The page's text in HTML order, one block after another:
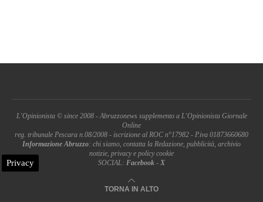
L'Opinionista © since 2008 - Abruzzonews supplemento a L'Opinionista Giornale
Online
reg. tribunale Pescara n.08/2008 - iscrizione al ROC n°17982 - P.iva 01873660680
Informazione Abruzzo: chi siamo, contatta la Redazione, pubblicità, archivio
notizie, privacy e policy cookie
SOCIAL: Facebook - X
Privacy
TORNA IN ALTO